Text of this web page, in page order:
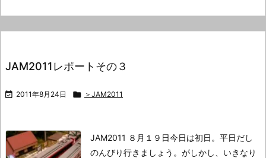
JAM2011レポートその３
 2011年8月24日  ＞JAM2011
JAM2011 ８月１９日今日は初日。 平日だし
のんびり行きましょう。 がしかし、いきなり